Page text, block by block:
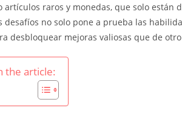
artículos raros y monedas, que solo
desafíos no solo pone a prueba las
desbloquear mejoras valiosas que de
the article: